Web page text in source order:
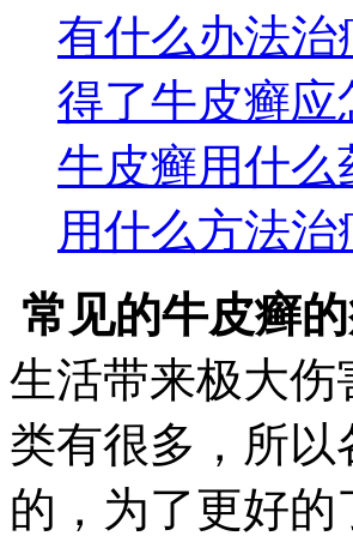
有什么办法治
得了牛皮癣应
牛皮癣用什么
用什么方法治
常见的牛皮癣
生活带来极大
类有很多，所
的，为了更好